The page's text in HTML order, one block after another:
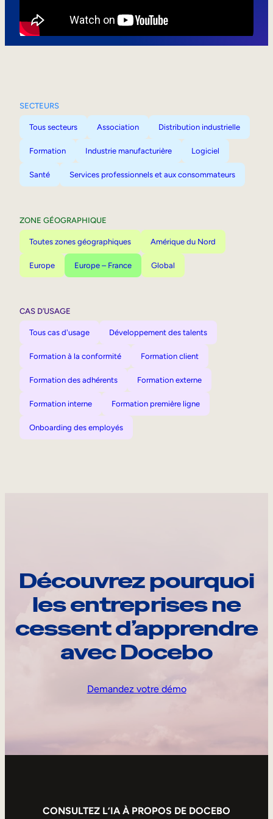
SECTEURS
Tous secteurs Association Distribution industrielle
Formation Industrie manufacturière Logiciel
Santé Services professionnels et aux consommateurs
ZONE GÉOGRAPHIQUE
Toutes zones géographiques Amérique du Nord
Europe Europe – France Global
CAS D’USAGE
Tous cas d'usage Développement des talents
Formation à la conformité Formation client
Formation des adhérents Formation externe
Formation interne Formation première ligne
Onboarding des employés
Découvrez pourquoi
les entreprises ne
cessent d’apprendre
avec Docebo
Demandez votre démo
CONSULTEZ L’IA À PROPOS DE DOCEBO